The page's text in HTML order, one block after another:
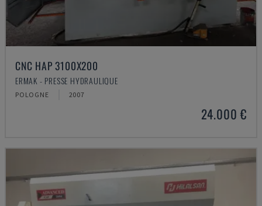
CNC HAP 3100X200
ERMAK - PRESSE HYDRAULIQUE
POLOGNE 2007
24.000 €